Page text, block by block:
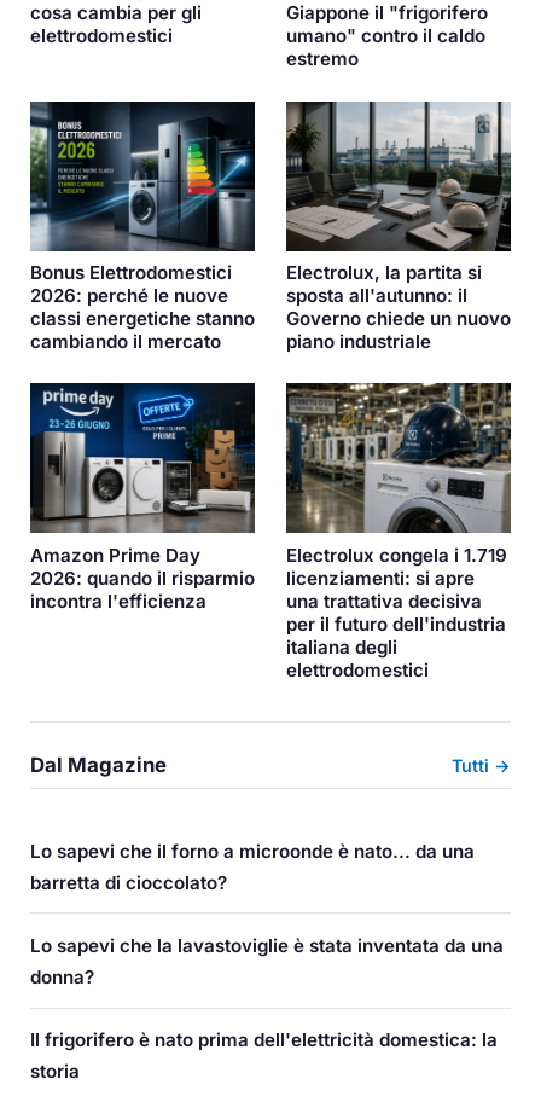
cosa cambia per gli
elettrodomestici
Giappone il "frigorifero
umano" contro il caldo
estremo
Bonus Elettrodomestici
2026: perché le nuove
classi energetiche stanno
cambiando il mercato
Electrolux, la partita si
sposta all'autunno: il
Governo chiede un nuovo
piano industriale
Amazon Prime Day
2026: quando il risparmio
incontra l'efficienza
Electrolux congela i 1.719
licenziamenti: si apre
una trattativa decisiva
per il futuro dell'industria
italiana degli
elettrodomestici
Dal Magazine Tutti →
Lo sapevi che il forno a microonde è nato... da una
barretta di cioccolato?
Lo sapevi che la lavastoviglie è stata inventata da una
donna?
Il frigorifero è nato prima dell'elettricità domestica: la
storia